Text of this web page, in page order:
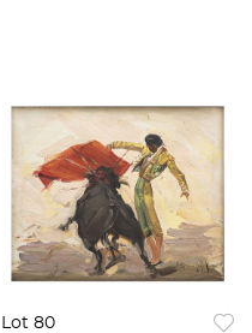
Lot 80